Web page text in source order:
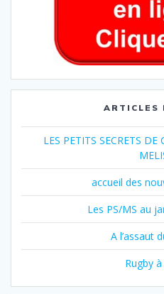
ARTICLES
LES PETITS SECRETS
accueil des
Les PS/MS au
A l’assaut
Rugby à